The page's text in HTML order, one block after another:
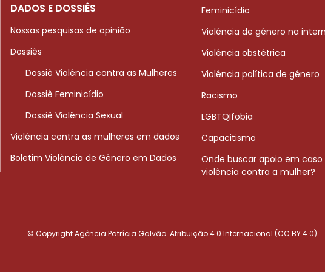
DADOS E DOSSIÊS
Nossas pesquisas de opinião
Dossiês
Dossiê Violência contra as Mulheres
Dossiê Feminicídio
Dossiê Violência Sexual
Violência contra as mulheres em dados
Boletim Violência de Gênero em Dados
Feminicídio
Violência de gênero na
Violência obstétrica
Violência política de gênero
Racismo
LGBTQIfobia
Capacitismo
Onde buscar apoio em caso
violência contra a mulher?
© Copyright Agência Patrícia Galvão. Atribuição 4.0 Internacional (CC BY 4.0)